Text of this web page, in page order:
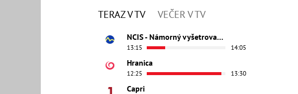
TERAZ V TV VEČER V TV
NCIS - Námorný vyšetrovací úrad
13:15 14:05
Hranica
12:25 13:30
Capri